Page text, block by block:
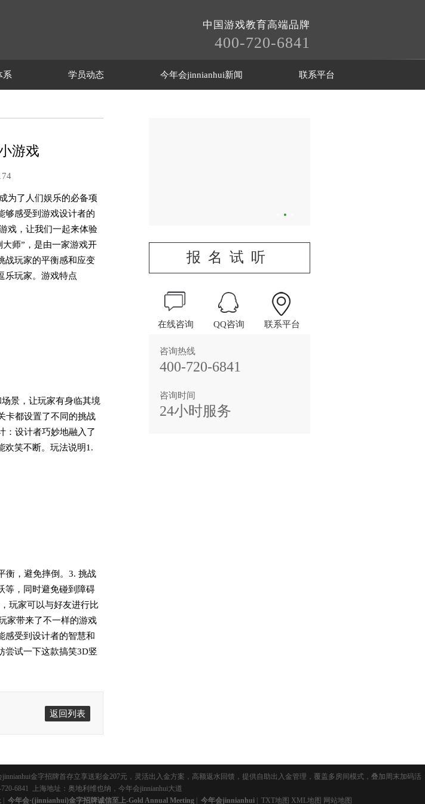
中国游戏教育高端品牌
400-720-6841
系 学员动态 今年会jinnianhui新闻 联系平台
游戏
为了人们娱乐的必备项
够感受到游戏设计者的
戏，让我们一起来体验
师”，是由一家游戏开
战玩家的平衡感和应变
乐玩家。游戏特点
景，让玩家有身临其境
卡都设置了不同的挑战
：设计者巧妙地融入了
欢笑不断。玩法说明1.
衡，避免摔倒。3. 挑战
等，同时避免碰到障碍
玩家可以与好友进行比
家带来了不一样的游戏
感受到设计者的智慧和
尝试一下这款搞笑3D竖
返回列表
报名试听
在线咨询 QQ咨询 联系平台
咨询热线
400-720-6841
咨询时间
24小时服务
金字招牌首存立享送彩金207元，灵活出入金方案，高额返水回馈，提供自助出入金管理，覆盖多房间模式，叠加周末加码活
6841 上海地址：奥地利维也纳，今年会jinnianhui大道
今年会·(jinnianhui)金字招牌诚信至上-Gold Annual Meeting 今年会jinnianhui TXT地图 XML地图 网站地图